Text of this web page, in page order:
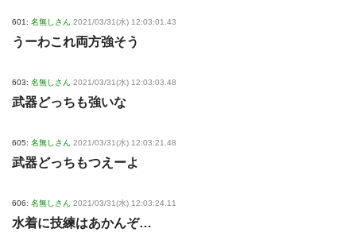
601: 名無しさん 2021/03/31(水) 12:03:01.43
うーわこれ両方強そう
603: 名無しさん 2021/03/31(水) 12:03:03.48
武器どっちも強いな
605: 名無しさん 2021/03/31(水) 12:03:21.48
武器どっちもつえーよ
606: 名無しさん 2021/03/31(水) 12:03:24.11
水着に技練はあかんぞ…